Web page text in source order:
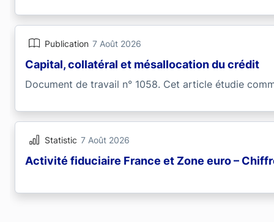
Publication 7 Août 2026
Capital, collatéral et mésallocation du crédit
Document de travail n° 1058. Cet article étudie
Statistic 7 Août 2026
Activité fiduciaire France et Zone euro –